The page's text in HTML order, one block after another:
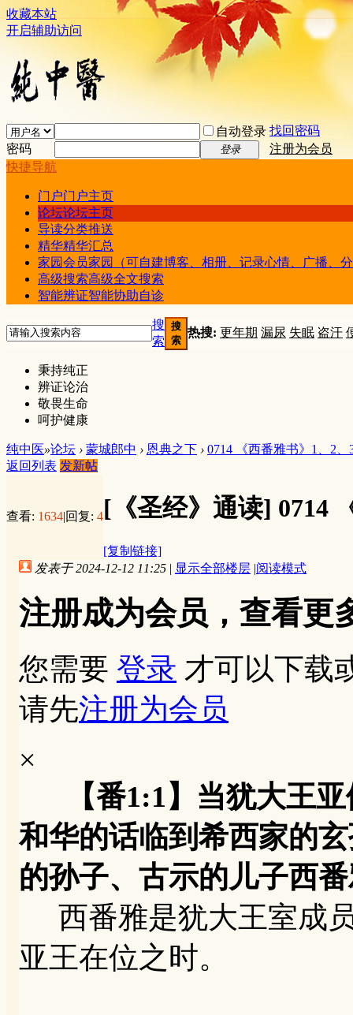
收藏本站
开启辅助访问
自动登录 找回密码
密码
登录
注册为会员
快捷导航
门户门户主页
论坛论坛主页
导读分类推送
精华精华汇总
家园会员家园（可自建博客、相册、记录心情、广播、
高级搜索高级全文搜索
智能辨证智能协助自诊
搜
索
搜
索
热搜: 更年期 漏尿 失眠 盗汗
秉持纯正
辨证论治
敬畏生命
呵护健康
纯中医»论坛 › 蒙城郎中 › 恩典之下 › 0714 《西番雅书》1、2、
返回列表 发新帖
查看: 1634|回复: 4[《圣经》通读] 0714
[复制链接]
发表于 2024-12-12 11:25 | 显示全部楼层 |阅读模式
注册成为会员，查看更
您需要 登录 才可以下载
请先注册为会员
×
【番1:1】当犹大王
和华的话临到希西家的
的孙子、古示的儿子西
西番雅是犹大王室成
亚王在位之时。